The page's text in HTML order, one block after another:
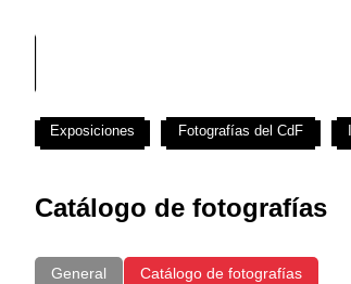
Catálogo de fotografías
General Catálogo de fotografías
Exposiciones Fotografías del CdF